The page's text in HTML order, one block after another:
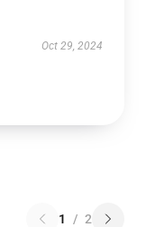
Oct 29, 2024
1 / 2